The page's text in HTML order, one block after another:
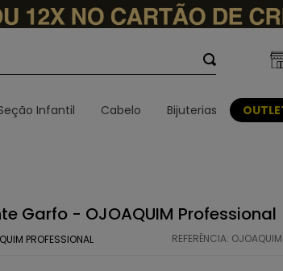
Infantil Cabelo Bijuterias
Garfo - OJOAQUIM Professional
PROFESSIONAL REFERÊNCIA: